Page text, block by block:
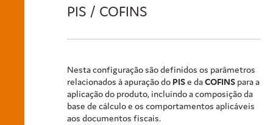
PIS / COFINS
Nesta configuração são definidos os parâmetros
relacionados à apuração do PISe daCOFINS para a
aplicação do produto, incluindo a composição da
base de cálculo e os comportamentos aplicáveis
aos documentos fiscais.